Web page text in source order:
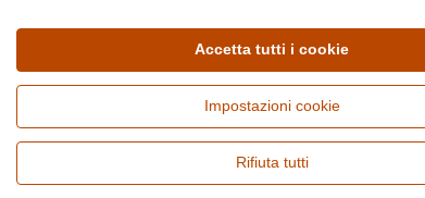
Accetta tutti i cookie
Impostazioni cookie
Rifiuta tutti